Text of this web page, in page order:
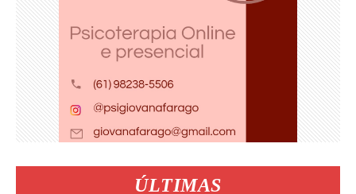
ÚLTIMAS